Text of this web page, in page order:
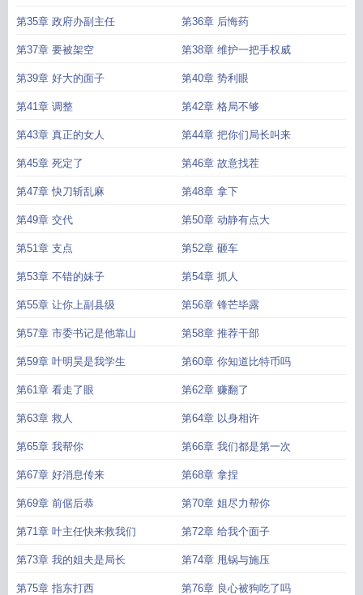
第35章 政府办副主任 第36章 后悔药
第37章 要被架空 第38章 维护一把手权威
第39章 好大的面子 第40章 势利眼
第41章 调整 第42章 格局不够
第43章 真正的女人 第44章 把你们局长叫来
第45章 死定了 第46章 故意找茬
第47章 快刀斩乱麻 第48章 拿下
第49章 交代 第50章 动静有点大
第51章 支点 第52章 砸车
第53章 不错的妹子 第54章 抓人
第55章 让你上副县级 第56章 锋芒毕露
第57章 市委书记是他靠山 第58章 推荐干部
第59章 叶明昊是我学生 第60章 你知道比特币吗
第61章 看走了眼 第62章 赚翻了
第63章 救人 第64章 以身相许
第65章 我帮你 第66章 我们都是第一次
第67章 好消息传来 第68章 拿捏
第69章 前倨后恭 第70章 姐尽力帮你
第71章 叶主任快来救我们 第72章 给我个面子
第73章 我的姐夫是局长 第74章 甩锅与施压
第75章 指东打西 第76章 良心被狗吃了吗